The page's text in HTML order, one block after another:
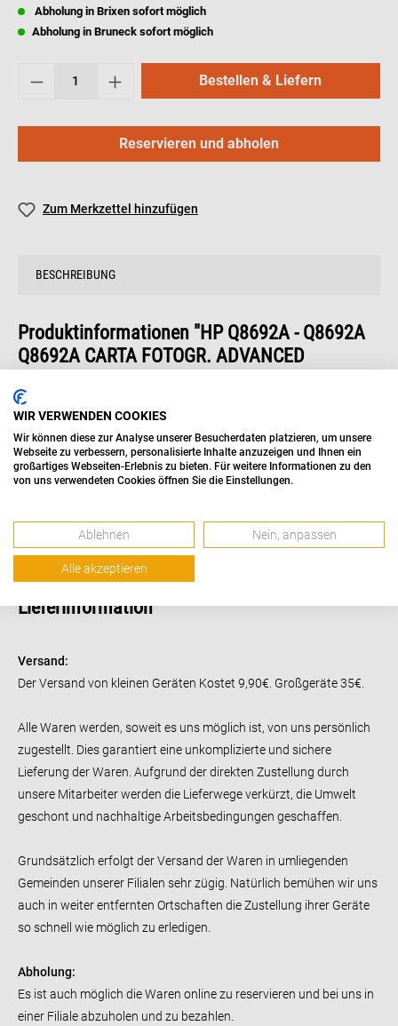
Abholung in Brixen sofort möglich
Abholung in Bruneck sofort möglich
Bestellen & Liefern
Reservieren und abholen
Zum Merkzettel hinzufügen
BESCHREIBUNG
Produktinformationen "HP Q8692A - Q8692A
Q8692A CARTA FOTOGR. ADVANCED
Papierformat:
Gramatur (g/m²): 250
Anzahl der Blätter pro Packung: 100
Nettogewicht des Produkts (kg):
Lieferinformation
Versand:
Der Versand von kleinen Geräten Kostet 9,90€. Großgeräte 35€.
Alle Waren werden, soweit es uns möglich ist, von uns persönlich
zugestellt. Dies garantiert eine unkomplizierte und sichere
Lieferung der Waren. Aufgrund der direkten Zustellung durch
unsere Mitarbeiter werden die Lieferwege verkürzt, die Umwelt
geschont und nachhaltige Arbeitsbedingungen geschaffen.
Grundsätzlich erfolgt der Versand der Waren in umliegenden
Gemeinden unserer Filialen sehr zügig. Natürlich bemühen wir uns
auch in weiter entfernten Ortschaften die Zustellung ihrer Geräte
so schnell wie möglich zu erledigen.
Abholung:
Es ist auch möglich die Waren online zu reservieren und bei uns in
einer Filiale abzuholen und zu bezahlen.
WIR VERWENDEN COOKIES
Wir können diese zur Analyse unserer Besucherdaten platzieren, um unsere
Webseite zu verbessern, personalisierte Inhalte anzuzeigen und Ihnen ein
großartiges Webseiten-Erlebnis zu bieten. Für weitere Informationen zu den
von uns verwendeten Cookies öffnen Sie die Einstellungen.
Ablehnen Nein, anpassen
Alle akzeptieren